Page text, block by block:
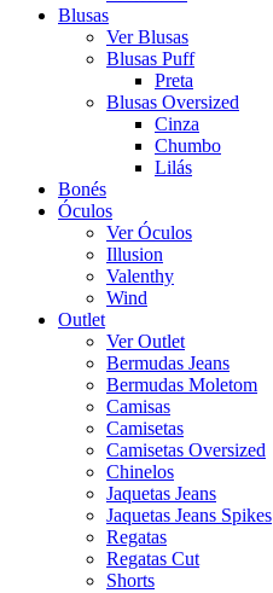
Blusas
Ver Blusas
Blusas Puff
Preta
Blusas Oversized
Cinza
Chumbo
Lilás
Bonés
Óculos
Ver Óculos
Illusion
Valenthy
Wind
Outlet
Ver Outlet
Bermudas Jeans
Bermudas Moletom
Camisas
Camisetas
Camisetas Oversized
Chinelos
Jaquetas Jeans
Jaquetas Jeans Spikes
Regatas
Regatas Cut
Shorts